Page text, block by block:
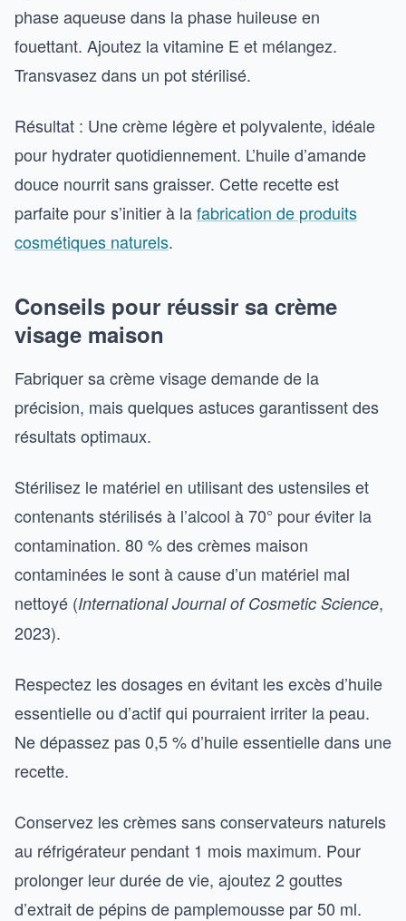
phase aqueuse dans la phase huileuse en
fouettant. Ajoutez la vitamine E et mélangez.
Transvasez dans un pot stérilisé.
Résultat : Une crème légère et polyvalente, idéale
pour hydrater quotidiennement. L’huile d’amande
douce nourrit sans graisser. Cette recette est
parfaite pour s’initier à lafabrication de produits
cosmétiques naturels.
Conseils pour réussir sa crème
visage maison
Fabriquer sa crème visage demande de la
précision, mais quelques astuces garantissent des
résultats optimaux.
Stérilisez le matériel en utilisant des ustensiles et
contenants stérilisés à l’alcool à 70° pour éviter la
contamination. 80 % des crèmes maison
contaminées le sont à cause d’un matériel mal
nettoyé (International Journal of Cosmetic Science,
2023).
Respectez les dosages en évitant les excès d’huile
essentielle ou d’actif qui pourraient irriter la peau.
Ne dépassez pas 0,5 % d’huile essentielle dans une
recette.
Conservez les crèmes sans conservateurs naturels
au réfrigérateur pendant 1 mois maximum. Pour
prolonger leur durée de vie, ajoutez 2 gouttes
d’extrait de pépins de pamplemousse par 50 ml.